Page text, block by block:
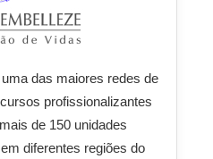
das maiores redes de
profissionalizantes
de 150 unidades
diferentes regiões do